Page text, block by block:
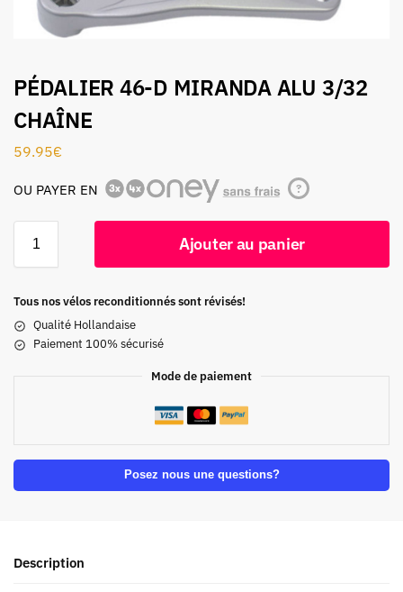
PÉDALIER 46-D MIRANDA ALU 3/32
CHAÎNE
59.95€
OU PAYER EN ?
Ajouter au panier
Tous nos vélos reconditionnés sont révisés!
Qualité Hollandaise
Paiement 100% sécurisé
Mode de paiement
Posez nous une questions?
Description